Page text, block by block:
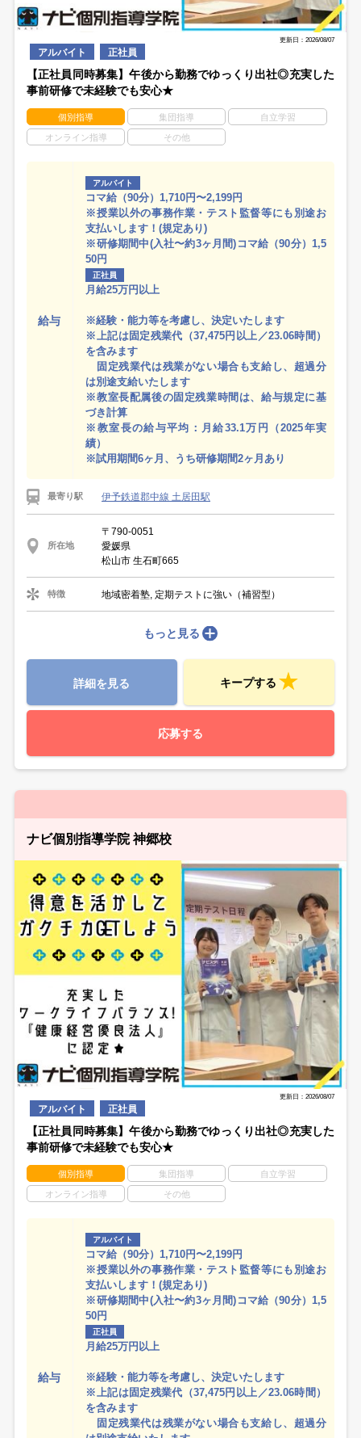
更新日：2026/08/07
アルバイト 正社員
【正社員同時募集】午後から勤務でゆっくり出社◎充実した
事前研修で未経験でも安心★
個別指導 集団指導 自立学習
オンライン指導 その他
給与
アルバイト
コマ給（90分）1,710円〜2,199円
※授業以外の事務作業・テスト監督等にも別途お
支払いします！(規定あり)
※研修期間中(入社〜約3ヶ月間)コマ給（90分）1,5
50円
正社員
月給25万円以上
※経験・能力等を考慮し、決定いたします
※上記は固定残業代（37,475円以上／23.06時間）
を含みます
固定残業代は残業がない場合も支給し、超過分
は別途支給いたします
※教室長配属後の固定残業時間は、給与規定に基
づき計算
※教室長の給与平均：月給33.1万円（2025年実
績）
※試用期間6ヶ月、うち研修期間2ヶ月あり
最寄り駅 伊予鉄道郡中線 土居田駅
所在地
〒790-0051
愛媛県
松山市 生石町665
特徴 地域密着塾, 定期テストに強い（補習型）
もっと見る
詳細を見る キープする
応募する
ナビ個別指導学院 神郷校
更新日：2026/08/07
アルバイト 正社員
【正社員同時募集】午後から勤務でゆっくり出社◎充実した
事前研修で未経験でも安心★
個別指導 集団指導 自立学習
オンライン指導 その他
給与
アルバイト
コマ給（90分）1,710円〜2,199円
※授業以外の事務作業・テスト監督等にも別途お
支払いします！(規定あり)
※研修期間中(入社〜約3ヶ月間)コマ給（90分）1,5
50円
正社員
月給25万円以上
※経験・能力等を考慮し、決定いたします
※上記は固定残業代（37,475円以上／23.06時間）
を含みます
固定残業代は残業がない場合も支給し、超過分